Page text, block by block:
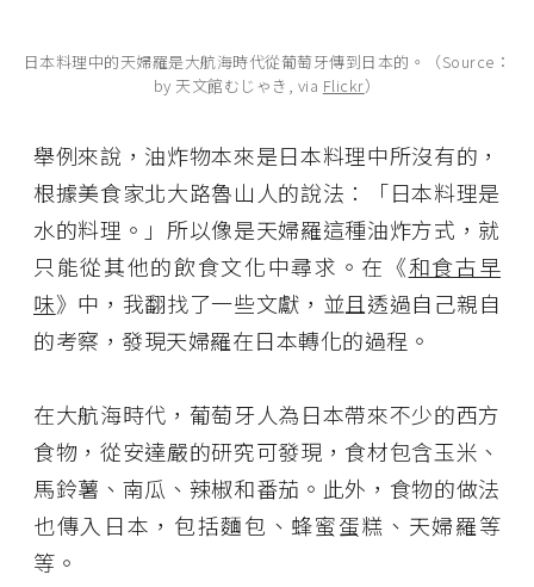
日本料理中的天婦羅是大航海時代從葡萄牙傳到日本的。（Source：
by 天文館むじゃき, via Flickr）
舉例來說，油炸物本來是日本料理中所沒有的，
根據美食家北大路魯山人的說法：「日本料理是
水的料理。」所以像是天婦羅這種油炸方式，就
只能從其他的飲食文化中尋求。在《和食古早
味》中，我翻找了一些文獻，並且透過自己親自
的考察，發現天婦羅在日本轉化的過程。
在大航海時代，葡萄牙人為日本帶來不少的西方
食物，從安達嚴的研究可發現，食材包含玉米、
馬鈴薯、南瓜、辣椒和番茄。此外，食物的做法
也傳入日本，包括麵包、蜂蜜蛋糕、天婦羅等
等。